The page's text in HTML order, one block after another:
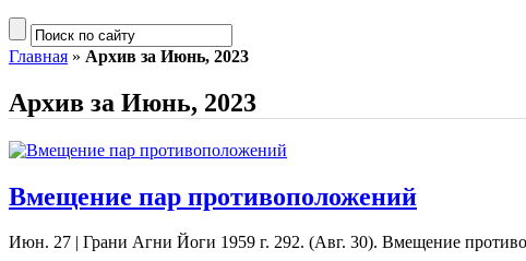
Главная » Архив за Июнь, 2023
Архив за Июнь, 2023
Вмещение пар противоположений
Июн. 27 | Грани Агни Йоги 1959 г. 292. (Авг. 30). Вмещение